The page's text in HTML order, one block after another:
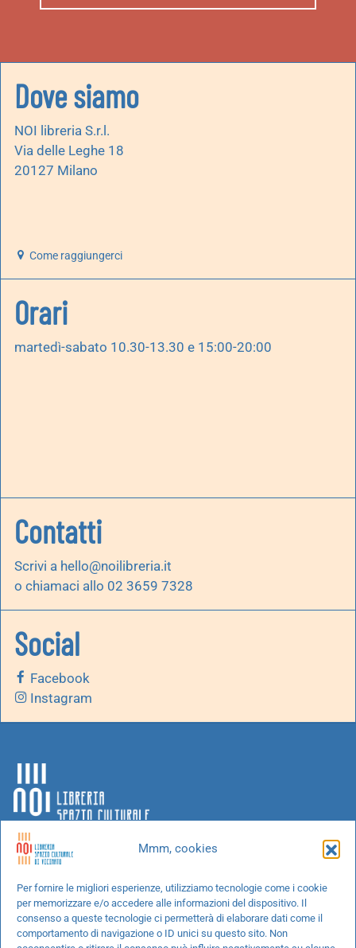
Mmm, cookies
Per fornire le migliori esperienze, utilizziamo tecnologie come i cookie
per memorizzare e/o accedere alle informazioni del dispositivo. Il
consenso a queste tecnologie ci permetterà di elaborare dati come il
comportamento di navigazione o ID unici su questo sito. Non
Dove siamo
NOI libreria S.r.l.
Via delle Leghe 18
20127 Milano
Come raggiungerci
Orari
martedì-sabato 10.30-13.30 e 15:00-20:00
Contatti
Scrivi a hello@noilibreria.it
o chiamaci allo 02 3659 7328
Social
Facebook
Instagram
Chi siamo
Progetti speciali
Richiedi un libro